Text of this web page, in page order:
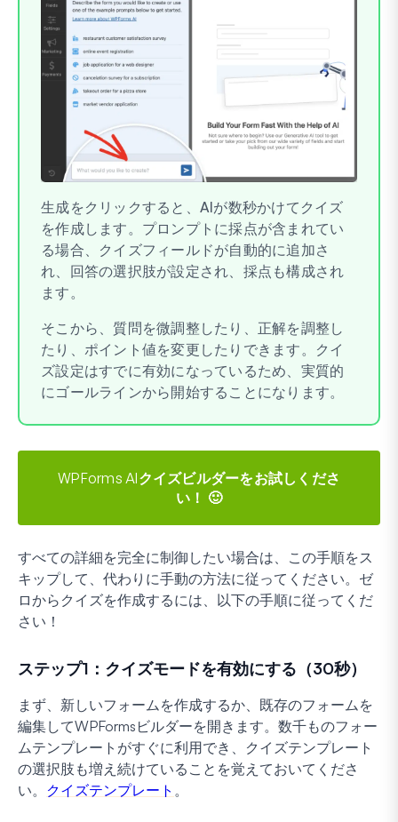
生成をクリックすると、AIが数秒かけてクイズ
を作成します。プロンプトに採点が含まれてい
る場合、クイズフィールドが自動的に追加さ
れ、回答の選択肢が設定され、採点も構成され
ます。
そこから、質問を微調整したり、正解を調整し
たり、ポイント値を変更したりできます。クイ
ズ設定はすでに有効になっているため、実質的
にゴールラインから開始することになります。
WPForms AIクイズビルダーをお試しくださ
い！ 🙂
すべての詳細を完全に制御したい場合は、この手順をス
キップして、代わりに手動の方法に従ってください。ゼ
ロからクイズを作成するには、以下の手順に従ってくだ
さい！
ステップ1：クイズモードを有効にする（30秒）
まず、新しいフォームを作成するか、既存のフォームを
編集してWPFormsビルダーを開きます。数千ものフォー
ムテンプレートがすぐに利用でき、クイズテンプレート
の選択肢も増え続けていることを覚えておいてくださ
い。 クイズテンプレート 。